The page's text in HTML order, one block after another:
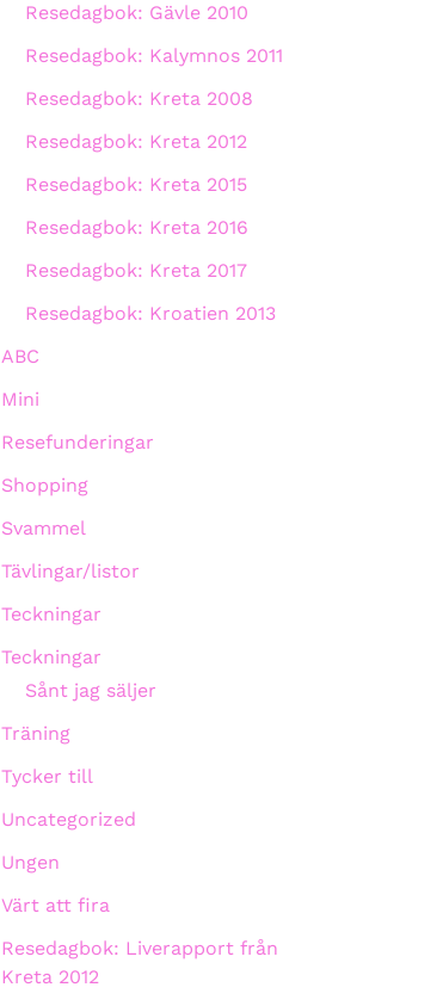
Resedagbok: Gävle 2010
Resedagbok: Kalymnos 2011
Resedagbok: Kreta 2008
Resedagbok: Kreta 2012
Resedagbok: Kreta 2015
Resedagbok: Kreta 2016
Resedagbok: Kreta 2017
Resedagbok: Kroatien 2013
ABC
Mini
Resefunderingar
Shopping
Svammel
Tävlingar/listor
Teckningar
Teckningar
Sånt jag säljer
Träning
Tycker till
Uncategorized
Ungen
Värt att fira
Resedagbok: Liverapport från
Kreta 2012